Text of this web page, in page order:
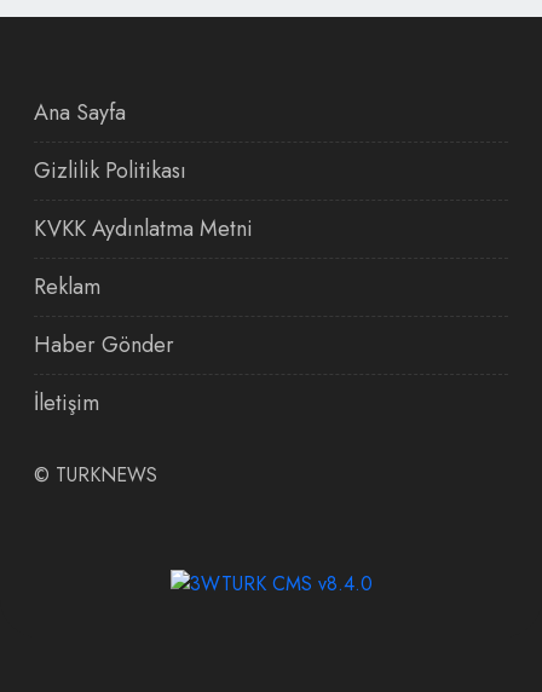
Ana Sayfa
Gizlilik Politikası
KVKK Aydınlatma Metni
Reklam
Haber Gönder
İletişim
© TURKNEWS